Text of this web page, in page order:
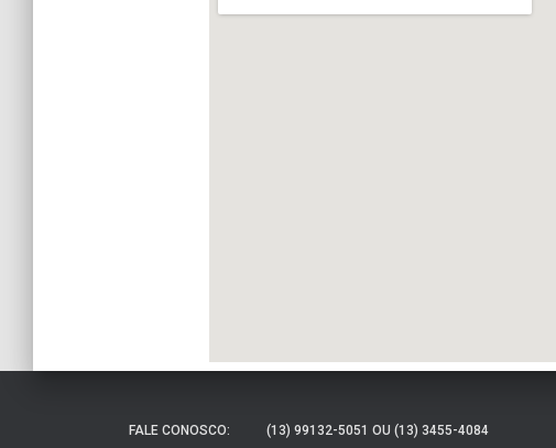
FALE CONOSCO: (13) 99132-5051 OU (13) 3455-4084